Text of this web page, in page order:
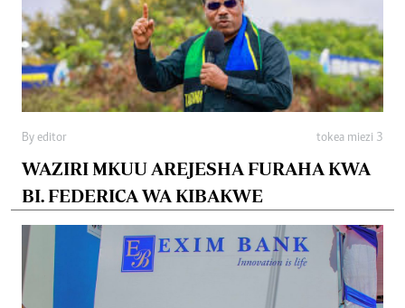
By editor tokea miezi 3
WAZIRI MKUU AREJESHA FURAHA KWA
BI. FEDERICA WA KIBAKWE